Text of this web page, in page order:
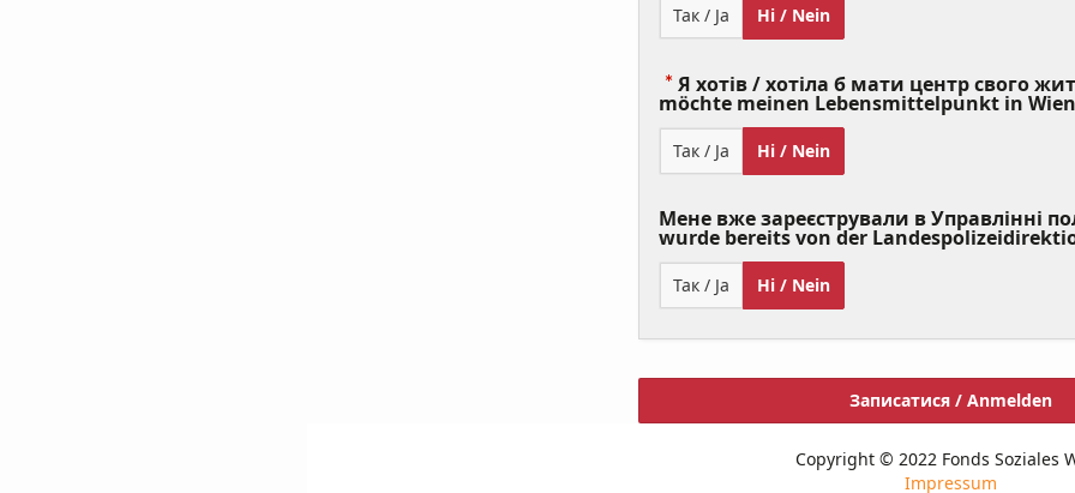
Так / Ja Ні / Nein
Я хотів / хотіла б мати центр свого
möchte meinen Lebensmittelpunkt in
Так / Ja Ні / Nein
Мене вже зареєстрували в Управлінні
wurde bereits von der
Так / Ja Ні / Nein
Записатися / Anmelden
Copyright © 2022 Fonds Soziales
Impressum